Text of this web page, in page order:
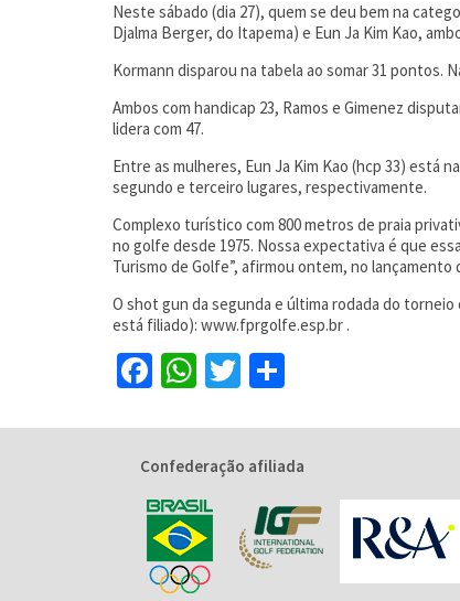
Neste sábado (dia 27), quem se deu bem na
Djalma Berger, do Itapema) e Eun Ja Kim Kao,
Kormann disparou na tabela ao somar 31 pontos.
Ambos com handicap 23, Ramos e Gimenez
lidera com 47.
Entre as mulheres, Eun Ja Kim Kao (hcp 33) está
segundo e terceiro lugares, respectivamente.
Complexo turístico com 800 metros de praia
no golfe desde 1975. Nossa expectativa é que
Turismo de Golfe”, afirmou ontem, no
O shot gun da segunda e última rodada do
está filiado): www.fprgolfe.esp.br .
Facebook
WhatsApp
Twitter
Confederação afiliada